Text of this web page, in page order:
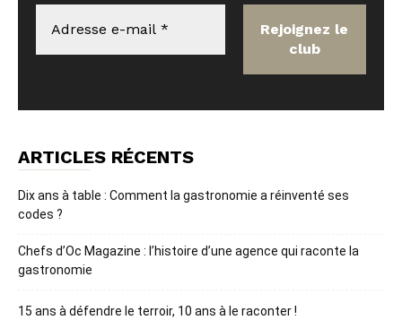
ARTICLES RÉCENTS
Dix ans à table : Comment la gastronomie a réinventé ses
codes ?
Chefs d’Oc Magazine : l’histoire d’une agence qui raconte la
gastronomie
15 ans à défendre le terroir, 10 ans à le raconter !